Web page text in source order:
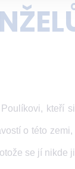
kteří
o této
se jí nikde